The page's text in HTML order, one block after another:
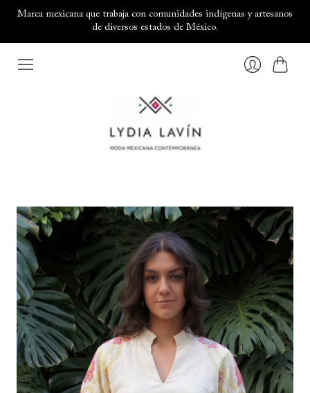
Marca mexicana que trabaja con comunidades indígenas y artesanos
de diversos estados de México.